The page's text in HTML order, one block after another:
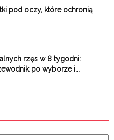
pod oczy, które ochronią
rzęs w 8 tygodni:
po wyborze i...